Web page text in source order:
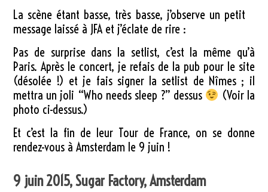
La scène étant basse, très basse, j’observe un petit
message laissé à JFA et j’éclate de rire :
Pas de surprise dans la setlist, c’est la même qu’à
Paris. Après le concert, je refais de la pub pour le site
(désolée !) et je fais signer la setlist de Nîmes ; il
mettra un joli “Who needs sleep ?” dessus
(Voir la
photo ci-dessus.)
Et c’est la fin de leur Tour de France, on se donne
rendez-vous à Amsterdam le 9 juin !
9 juin 2015, Sugar Factory, Amsterdam